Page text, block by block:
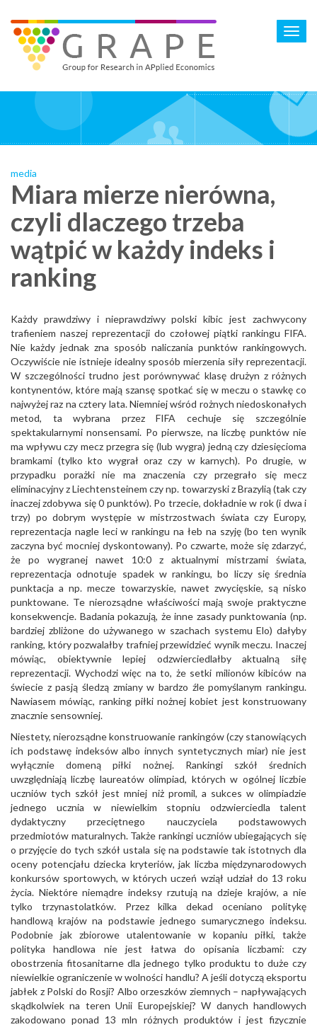
main
content
media
Miara mierze nierówna,
czyli dlaczego trzeba
wątpić w każdy indeks i
ranking
Każdy prawdziwy i nieprawdziwy polski kibic jest zachwycony
trafieniem naszej reprezentacji do czołowej piątki rankingu FIFA.
Nie każdy jednak zna sposób naliczania punktów rankingowych.
Oczywiście nie istnieje idealny sposób mierzenia siły reprezentacji.
W szczególności trudno jest porównywać klasę drużyn z różnych
kontynentów, które mają szansę spotkać się w meczu o stawkę co
najwyżej raz na cztery lata. Niemniej wśród rożnych niedoskonałych
metod, ta wybrana przez FIFA cechuje się szczególnie
spektakularnymi nonsensami. Po pierwsze, na liczbę punktów nie
ma wpływu czy mecz przegra się (lub wygra) jedną czy dziesięcioma
bramkami (tylko kto wygrał oraz czy w karnych). Po drugie, w
przypadku porażki nie ma znaczenia czy przegrało się mecz
eliminacyjny z Liechtensteinem czy np. towarzyski z Brazylią (tak czy
inaczej zdobywa się 0 punktów). Po trzecie, dokładnie w rok (i dwa i
trzy) po dobrym występie w mistrzostwach świata czy Europy,
reprezentacja nagle leci w rankingu na łeb na szyję (bo ten wynik
zaczyna być mocniej dyskontowany). Po czwarte, może się zdarzyć,
że po wygranej nawet 10:0 z aktualnymi mistrzami świata,
reprezentacja odnotuje spadek w rankingu, bo liczy się średnia
punktacja a np. mecze towarzyskie, nawet zwycięskie, są nisko
punktowane. Te nierozsądne właściwości mają swoje praktyczne
konsekwencje. Badania pokazują, że inne zasady punktowania (np.
bardziej zbliżone do używanego w szachach systemu Elo) dałyby
ranking, który pozwalałby trafniej przewidzieć wynik meczu. Inaczej
mówiąc, obiektywnie lepiej odzwierciedlałby aktualną siłę
reprezentacji. Wychodzi więc na to, że setki milionów kibiców na
świecie z pasją śledzą zmiany w bardzo źle pomyślanym rankingu.
Nawiasem mówiąc, ranking piłki nożnej kobiet jest konstruowany
znacznie sensowniej.
Niestety, nierozsądne konstruowanie rankingów (czy stanowiących
ich podstawę indeksów albo innych syntetycznych miar) nie jest
wyłącznie domeną piłki nożnej. Rankingi szkół średnich
uwzględniają liczbę laureatów olimpiad, których w ogólnej liczbie
uczniów tych szkół jest mniej niż promil, a sukces w olimpiadzie
jednego ucznia w niewielkim stopniu odzwierciedla talent
dydaktyczny przeciętnego nauczyciela podstawowych
przedmiotów maturalnych. Także rankingi uczniów ubiegających się
o przyjęcie do tych szkół ustala się na podstawie tak istotnych dla
oceny potencjału dziecka kryteriów, jak liczba międzynarodowych
konkursów sportowych, w których uczeń wziął udział do 13 roku
życia. Niektóre niemądre indeksy rzutują na dzieje krajów, a nie
tylko trzynastolatków. Przez kilka dekad oceniano politykę
handlową krajów na podstawie jednego sumarycznego indeksu.
Podobnie jak zbiorowe utalentowanie w kopaniu piłki, także
polityka handlowa nie jest łatwa do opisania liczbami: czy
obostrzenia fitosanitarne dla jednego tylko produktu to duże czy
niewielkie ograniczenie w wolności handlu? A jeśli dotyczą eksportu
jabłek z Polski do Rosji? Albo orzeszków ziemnych – napływających
skądkolwiek na teren Unii Europejskiej? W danych handlowych
zakodowano ponad 13 mln różnych produktów i jest fizycznie